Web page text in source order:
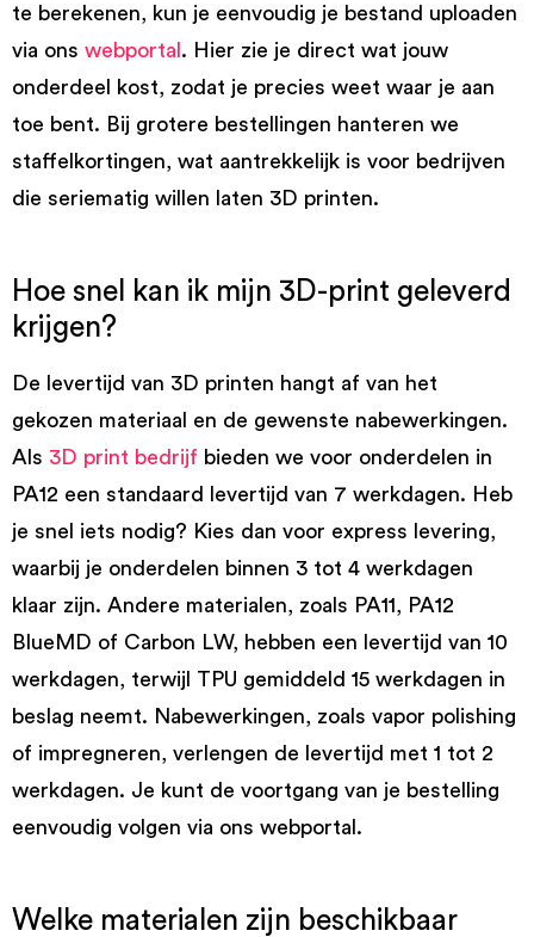
te berekenen, kun je eenvoudig je bestand uploaden
via ons webportal . Hier zie je direct wat jouw
onderdeel kost, zodat je precies weet waar je aan
toe bent. Bij grotere bestellingen hanteren we
staffelkortingen, wat aantrekkelijk is voor bedrijven
die seriematig willen laten 3D printen.
Hoe snel kan ik mijn 3D-print geleverd
krijgen?
De levertijd van 3D printen hangt af van het
gekozen materiaal en de gewenste nabewerkingen.
Als 3D print bedrijf bieden we voor onderdelen in
PA12 een standaard levertijd van 7 werkdagen. Heb
je snel iets nodig? Kies dan voor express levering,
waarbij je onderdelen binnen 3 tot 4 werkdagen
klaar zijn. Andere materialen, zoals PA11, PA12
BlueMD of Carbon LW, hebben een levertijd van 10
werkdagen, terwijl TPU gemiddeld 15 werkdagen in
beslag neemt. Nabewerkingen, zoals vapor polishing
of impregneren, verlengen de levertijd met 1 tot 2
werkdagen. Je kunt de voortgang van je bestelling
eenvoudig volgen via ons webportal.
Welke materialen zijn beschikbaar